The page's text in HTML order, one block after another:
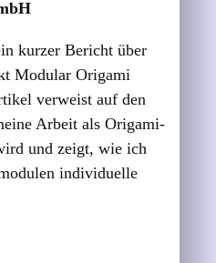
kurzer Bericht über
Modular Origami
verweist auf den
Arbeit als Origami-
und zeigt, wie ich
individuelle